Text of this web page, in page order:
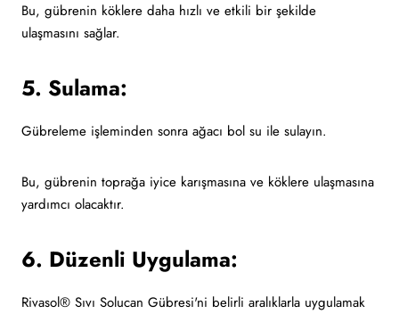
Bu, gübrenin köklere daha hızlı ve etkili bir şekilde
ulaşmasını sağlar.
5. Sulama:
Gübreleme işleminden sonra ağacı bol su ile sulayın.
Bu, gübrenin toprağa iyice karışmasına ve köklere ulaşmasına
yardımcı olacaktır.
6. Düzenli Uygulama:
Rivasol® Sıvı Solucan Gübresi'ni belirli aralıklarla uygulamak